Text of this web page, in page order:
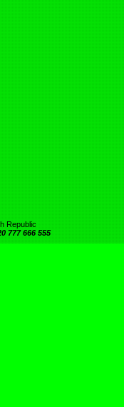
Republic
777 666 555